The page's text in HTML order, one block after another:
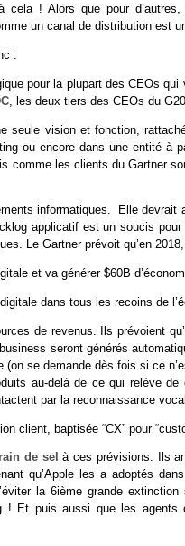
cela ! Alors que pour
un canal de distribution est
:
pour la plupart des CEOs
, les deux tiers des CEOs du
seule vision et fonction,
ou encore dans une entité à
comme les clients du Gartner
informatiques. Elle
applicatif est un soucis
Le Gartner prévoit qu’en
et va générer $60B
dans tous les recoins de
de revenus. Ils prévoient
seront générés
(on se demande dès fois si ce
au-delà de ce qui relève
par la reconnaissance
client, baptisée “CX” pour
de sel à ces prévisions. Ils
qu’Apple les a adoptés
la 6ième grande
! Et puis aussi que les